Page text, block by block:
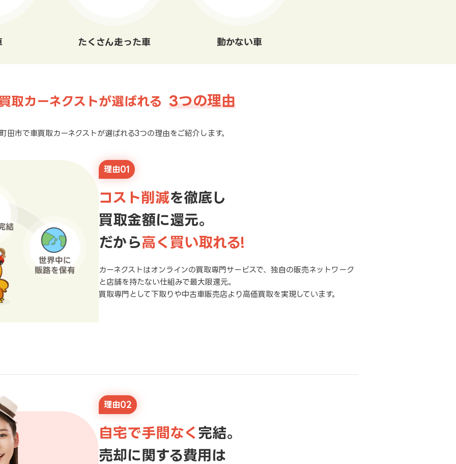
たくさん走った車 動かない車
取カーネクストが選ばれる 3つの理由
田市で車買取カーネクストが選ばれる3つの理由をご紹介します。
理由01
コスト削減を徹底し
買取金額に還元。
だから高く買い取れる!
カーネクストはオンラインの買取専門サービスで、独自の販売ネットワーク
と店舗を持たない仕組みで最大限還元。
買取専門として下取りや中古車販売店より高価買取を実現しています。
理由02
自宅で手間なく 完結。
売却に関する費用は